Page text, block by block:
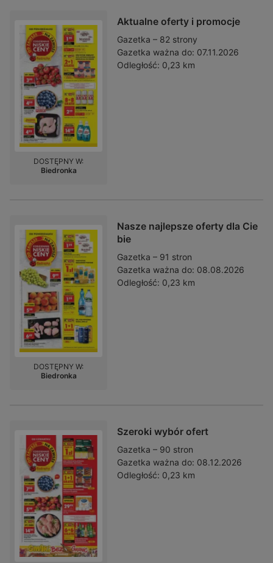
Aktualne oferty i promocje
Gazetka – 82 strony
Gazetka ważna do: 07.11.2026
Odległość: 0,23 km
DOSTĘPNY W:
Biedronka
Nasze najlepsze oferty dla Cie
bie
Gazetka – 91 stron
Gazetka ważna do: 08.08.2026
Odległość: 0,23 km
DOSTĘPNY W:
Biedronka
Szeroki wybór ofert
Gazetka – 90 stron
Gazetka ważna do: 08.12.2026
Odległość: 0,23 km